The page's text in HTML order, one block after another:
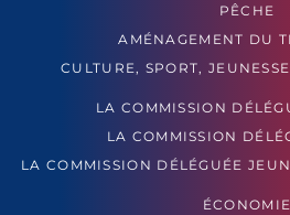
PÊCHE
AMÉNAGEMENT DU
CULTURE, SPORT,
LA COMMISSION
LA COMMISSION
LA COMMISSION DÉLÉGUÉE
ÉCONOMIE